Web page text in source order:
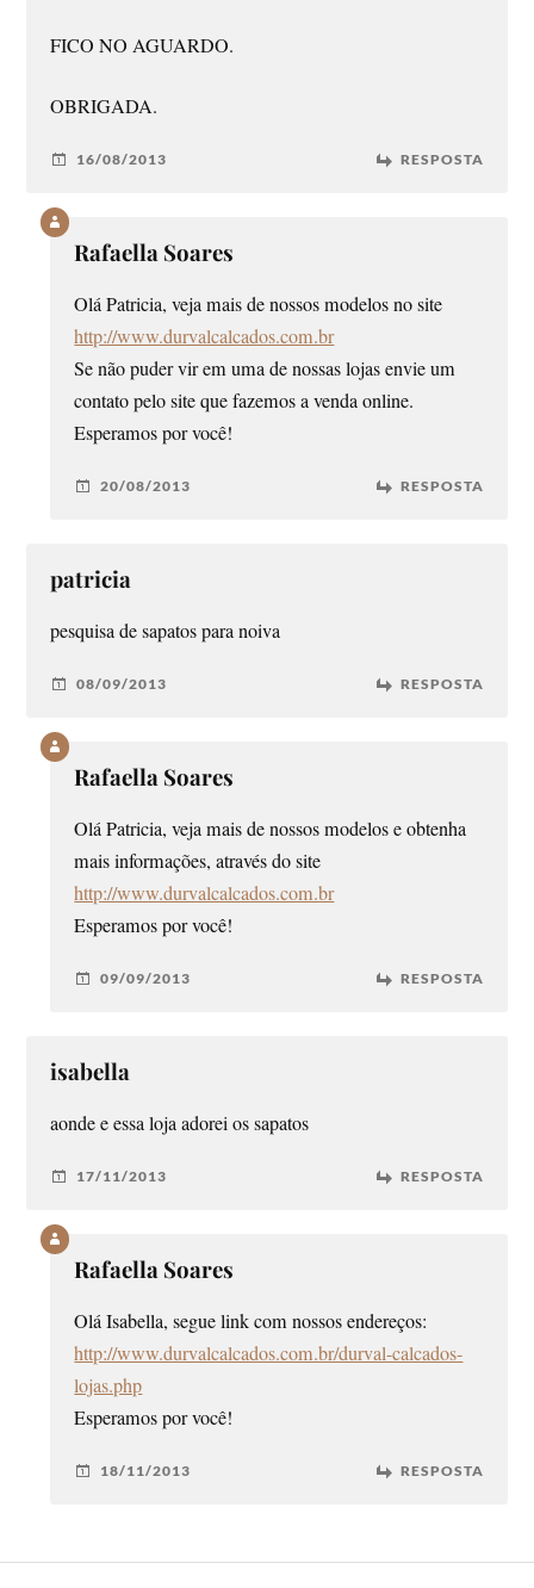
FICO NO AGUARDO.
OBRIGADA.
16/08/2013 RESPOSTA
Rafaella Soares
Olá Patricia, veja mais de nossos modelos no site
http://www.durvalcalcados.com.br
Se não puder vir em uma de nossas lojas envie um
contato pelo site que fazemos a venda online.
Esperamos por você!
20/08/2013 RESPOSTA
patricia
pesquisa de sapatos para noiva
08/09/2013 RESPOSTA
Rafaella Soares
Olá Patricia, veja mais de nossos modelos e obtenha
mais informações, através do site
http://www.durvalcalcados.com.br
Esperamos por você!
09/09/2013 RESPOSTA
isabella
aonde e essa loja adorei os sapatos
17/11/2013 RESPOSTA
Rafaella Soares
Olá Isabella, segue link com nossos endereços:
http://www.durvalcalcados.com.br/durval-calcados-
lojas.php
Esperamos por você!
18/11/2013 RESPOSTA